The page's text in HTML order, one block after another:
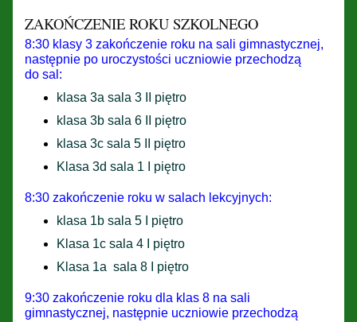
ZAKOŃCZENIE ROKU SZKOLNEGO
8:30 klasy 3 zakończenie roku na sali gimnastycznej,
następnie po uroczystości uczniowie przechodzą
do sal:
klasa 3a sala 3 II piętro
klasa 3b sala 6 II piętro
klasa 3c sala 5 II piętro
Klasa 3d sala 1 I piętro
8:30 zakończenie roku w salach lekcyjnych:
klasa 1b sala 5 I piętro
Klasa 1c sala 4 I piętro
Klasa 1a sala 8 I piętro
9:30 zakończenie roku dla klas 8 na sali
gimnastycznej, następnie uczniowie przechodzą